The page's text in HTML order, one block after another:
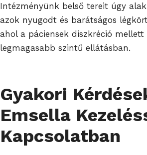
Intézményünk belső tereit úgy
azok nyugodt és barátságos
ahol a páciensek diszkréció mellett
legmagasabb szintű ellátásban.
Gyakori
Emsella
Kapcsolatban